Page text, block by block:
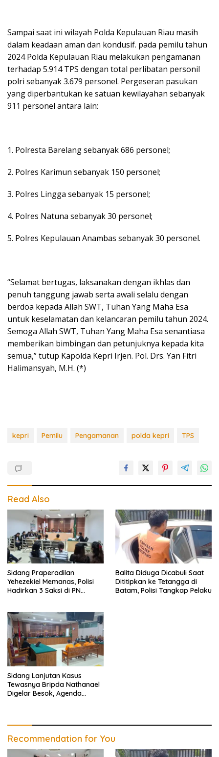
Sampai saat ini wilayah Polda Kepulauan Riau masih
dalam keadaan aman dan kondusif. pada pemilu tahun
2024 Polda Kepulauan Riau melakukan pengamanan
terhadap 5.914 TPS dengan total perlibatan personil
polri sebanyak 3.679 personel. Pergeseran pasukan
yang diperbantukan ke satuan kewilayahan sebanyak
911 personel antara lain:
1. Polresta Barelang sebanyak 686 personel;
2. Polres Karimun sebanyak 150 personel;
3. Polres Lingga sebanyak 15 personel;
4. Polres Natuna sebanyak 30 personel;
5. Polres Kepulauan Anambas sebanyak 30 personel.
“Selamat bertugas, laksanakan dengan ikhlas dan
penuh tanggung jawab serta awali selalu dengan
berdoa kepada Allah SWT, Tuhan Yang Maha Esa
untuk keselamatan dan kelancaran pemilu tahun 2024.
Semoga Allah SWT, Tuhan Yang Maha Esa senantiasa
memberikan bimbingan dan petunjuknya kepada kita
semua,” tutup Kapolda Kepri Irjen. Pol. Drs. Yan Fitri
Halimansyah, M.H. (*)
kepri Pemilu Pengamanan polda kepri TPS
Read Also
Sidang Praperadilan
Yehezekiel Memanas, Polisi
Hadirkan 3 Saksi di PN
Balita Diduga Dicabuli Saat
Dititipkan ke Tetangga di
Batam, Polisi Tangkap Pelaku
Sidang Lanjutan Kasus
Tewasnya Bripda Nathanael
Digelar Besok, Agenda
Recommendation for You